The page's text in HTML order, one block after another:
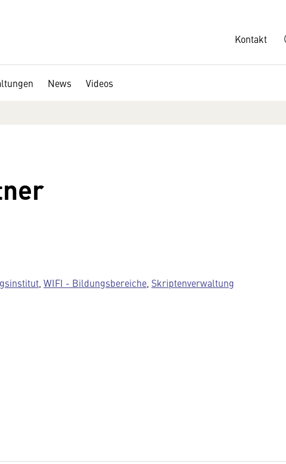
Kontakt
News Videos
WIFI - Bildungsbereiche Skriptenverwaltung